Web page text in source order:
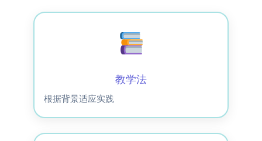
教学法
根据背景适应实践